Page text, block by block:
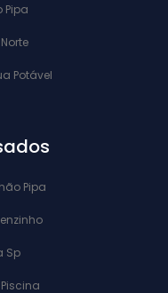
Pipa
Potável
Pipa
Sp